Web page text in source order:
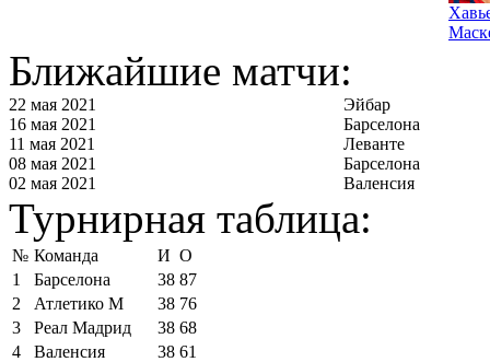
Ближайшие матчи:
22 мая 2021
Эйбар
16 мая 2021
Барселона
11 мая 2021
Леванте
08 мая 2021
Барселона
02 мая 2021
Валенсия
Турнирная таблица:
№ Команда И О
1
Барселона 38 87
2
Атлетико М 38 76
3
Реал Мадрид 38 68
4
Валенсия 38 61